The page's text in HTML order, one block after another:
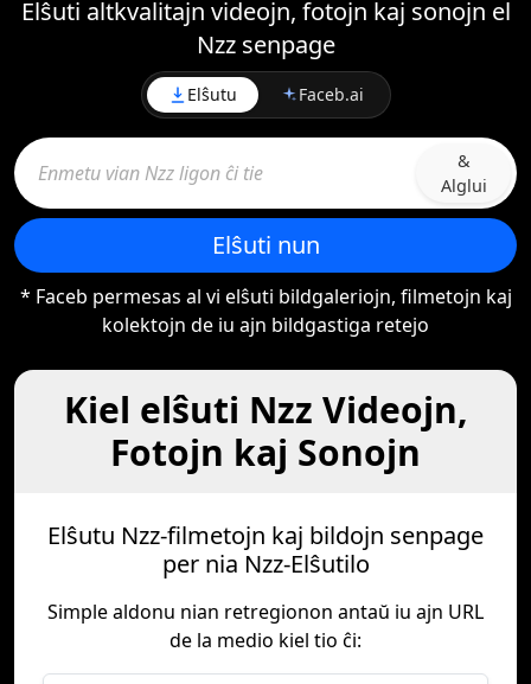
Elŝuti altkvalitajn videojn, fotojn kaj sonojn el
Nzz senpage
Elŝutu Faceb.ai
&
Alglui
Elŝuti nun
* Faceb permesas al vi elŝuti bildgaleriojn, filmetojn kaj
kolektojn de iu ajn bildgastiga retejo
Kiel elŝuti Nzz Videojn,
Fotojn kaj Sonojn
Elŝutu Nzz-filmetojn kaj bildojn senpage
per nia Nzz-Elŝutilo
Simple aldonu nian retregionon antaŭ iu ajn URL
de la medio kiel tio ĉi: